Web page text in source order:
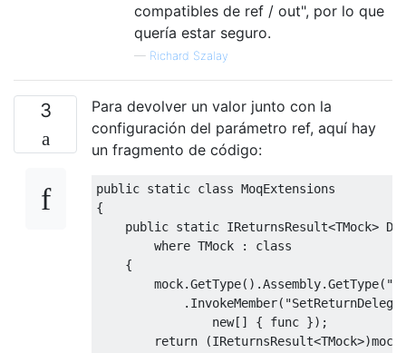
compatibles de ref / out", por lo que
quería estar seguro.
— Richard Szalay
3
Para devolver un valor junto con la
configuración del parámetro ref, aquí hay
un fragmento de código:
public static class MoqExtensions
{
public static IReturnsResult<TMock>
where TMock :
class
{
        mock
.GetType().Assembly.GetType(
. InvokeMember(
new[] { func });
return
(IReturnsResult<TMock>)mock